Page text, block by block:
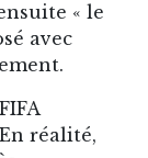
« le
avec
réalité,